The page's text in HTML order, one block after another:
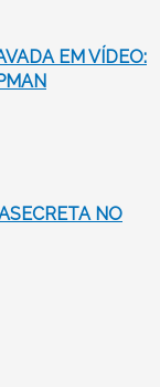
EM VÍDEO:
NO